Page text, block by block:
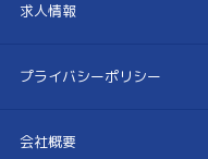
求人情報
プライバシーポリシー
会社概要